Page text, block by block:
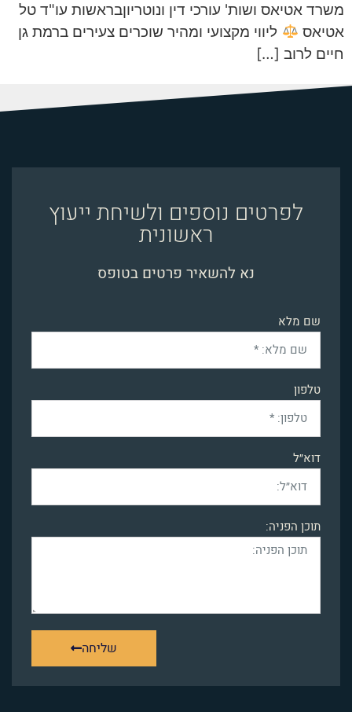
משרד אטיאס ושות' עורכי דין ונוטריוןבראשות עו"ד טל
אטיאס
ליווי מקצועי ומהיר שוכרים צעירים ברמת גן
חיים לרוב […]
לפרטים נוספים ולשיחת ייעוץ
ראשונית
נא להשאיר פרטים בטופס
שם מלא
טלפון
דוא״ל
תוכן הפניה:
שליחה